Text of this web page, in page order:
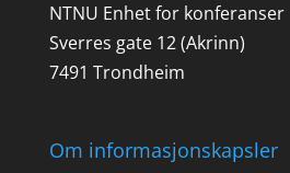
NTNU Enhet for konferanser
Sverres gate 12 (Akrinn)
7491 Trondheim
Om informasjonskapsler